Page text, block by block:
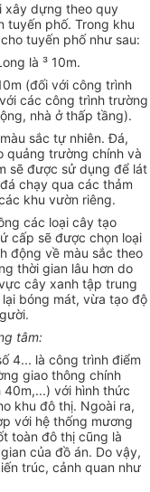
xây dựng theo quy
tuyến phố. Trong khu
tuyến phố như sau:
là ³ 10m.
(đối với công trình
các công trình trường
nhà ở thấp tầng).
sắc tự nhiên. Đá,
quảng trường chính và
sẽ được sử dụng để lát
chạy qua các thảm
khu vườn riêng.
các loại cây tạo
cấp sẽ được chọn loại
động về màu sắc theo
thời gian lâu hơn do
cây xanh tập trung
bóng mát, vừa tạo độ
tâm:
4... là công trình điểm
giao thông chính
với hình thức
khu đô thị. Ngoài ra,
với hệ thống mương
toàn đô thị cũng là
của đồ án. Do vậy,
trúc, cảnh quan như